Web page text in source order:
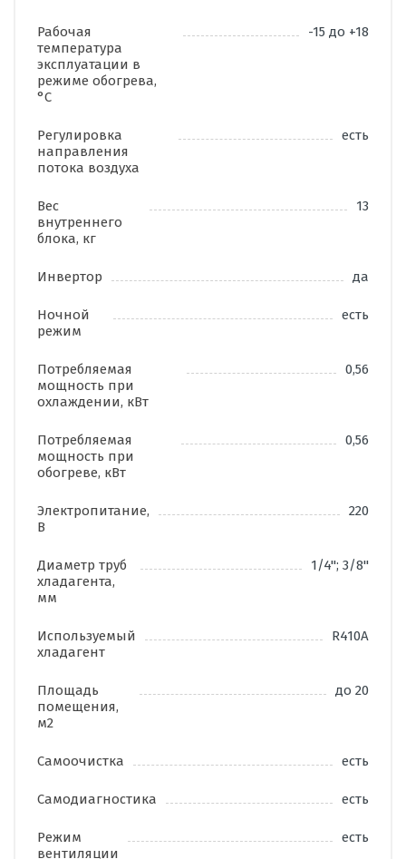
Рабочая
температура
эксплуатации в
режиме обогрева,
°C
-15 до +18
Регулировка
направления
потока воздуха
есть
Вес
внутреннего
блока, кг
13
Инвертор да
Ночной
режим
есть
Потребляемая
мощность при
охлаждении, кВт
0,56
Потребляемая
мощность при
обогреве, кВт
0,56
Электропитание,
В
220
Диаметр труб
хладагента,
мм
1/4"; 3/8"
Используемый
хладагент
R410A
Площадь
помещения,
м2
до 20
Самоочистка есть
Самодиагностика есть
Режим
вентиляции
есть